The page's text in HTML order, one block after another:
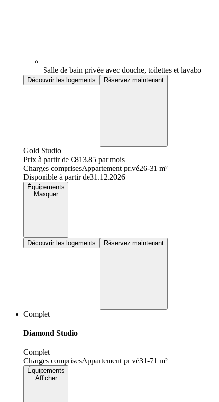
Salle de bain privée avec douche, toilettes et lavabo
Découvrir les logements Réservez maintenant
Gold Studio
Prix à partir de €813.85 par mois
Charges comprisesAppartement privé26-31 m²
Disponible à partir de31.12.2026
Équipements
Masquer
Découvrir les logements Réservez maintenant
Complet
Diamond Studio
Complet
Charges comprisesAppartement privé31-71 m²
Équipements
Afficher